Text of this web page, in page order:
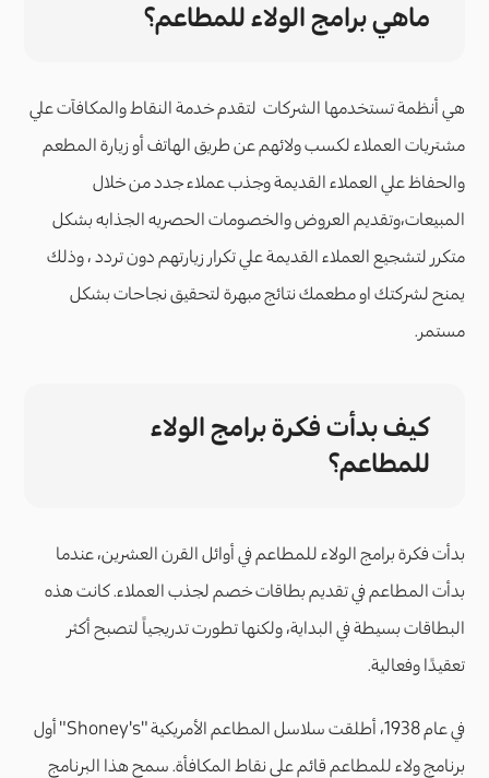
ماهي برامج الولاء للمطاعم؟
هي أنظمة تستخدمها الشركات لتقدم خدمة النقاط والمكافآت علي
مشتريات العملاء لكسب ولائهم عن طريق الهاتف أو زيارة المطعم
والحفاظ علي العملاء القديمة وجذب عملاء جدد من خلال
المبيعات،وتقديم العروض والخصومات الحصريه الجذابه بشكل
متكرر لتشجيع العملاء القديمة علي تكرار زيارتهم دون تردد ، وذلك
يمنح لشركتك او مطعمك نتائج مبهرة لتحقيق نجاحات بشكل
مستمر.
كيف بدأت فكرة برامج الولاء
للمطاعم؟
بدأت فكرة برامج الولاء للمطاعم في أوائل القرن العشرين، عندما
بدأت المطاعم في تقديم بطاقات خصم لجذب العملاء. كانت هذه
البطاقات بسيطة في البداية، ولكنها تطورت تدريجياً لتصبح أكثر
تعقيدًا وفعالية.
في عام 1938، أطلقت سلاسل المطاعم الأمريكية "Shoney's" أول
برنامج ولاء للمطاعم قائم على نقاط المكافأة. سمح هذا البرنامج